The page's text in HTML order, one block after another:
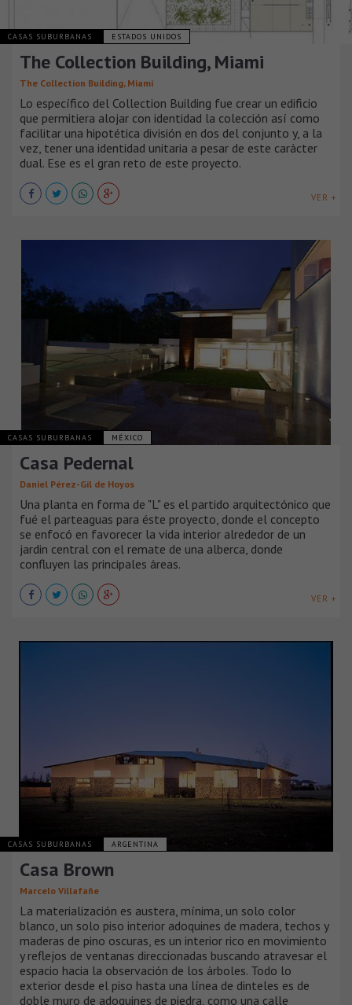
CASAS SUBURBANAS ESTADOS UNIDOS
The Collection Building, Miami
The Collection Building, Miami
Lo específico del Collection Building fue crear un edificio
que permitiera alojar con identidad la colección así como
facilitar una hipotética división en dos del conjunto y, a la
vez, tener una identidad unitaria a pesar de este carácter
dual. Ese es el gran reto de este proyecto.
VER +
CASAS SUBURBANAS MÉXICO
Casa Pedernal
Daniel Pérez-Gil de Hoyos
Una planta en forma de "L" es el partido arquitectónico que
fué el parteaguas para éste proyecto, donde el concepto
se enfocó en favorecer la vida interior alrededor de un
jardin central con el remate de una alberca, donde
confluyen las principales áreas.
VER +
CASAS SUBURBANAS ARGENTINA
Casa Brown
Marcelo Villafañe
La materialización es austera, mínima, un solo color
blanco, un solo piso interior adoquines de madera, techos y
maderas de pino oscuras, es un interior rico en movimiento
y reflejos de ventanas direccionadas buscando atravesar el
espacio hacia la observación de los árboles. Todo lo
exterior desde el piso hasta una línea de dinteles es de
doble muro de adoquines de piedra, como una calle